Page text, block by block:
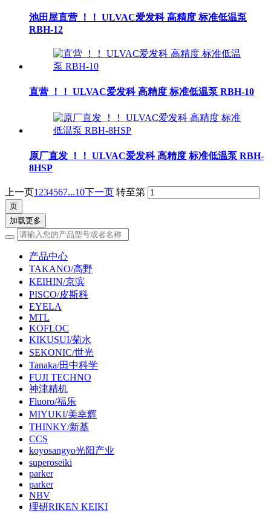
池田屋直营 ！！ ULVAC爱发科 高精度 标准低温泵
RBH-12
直营 ！！ ULVAC爱发科 高精度 标准低温泵 RBH-10
原厂直发 ！！ ULVAC爱发科 高精度 标准低温泵 RBH-
8HSP
上一页1 234567...10下一页 转至第
加载更多
产品中心
TAKANO/高野
KEIHIN/京滨
PISCO/皮斯科
EYELA
MTL
KOFLOC
KIKUSUI/菊水
SEKONIC/世光
Tanaka/田中科学
FUJI TECHNO
神津精机
Fluoro/福乐
MIYUKI/美幸辉
THINKY/新基
CCS
koyosangyo光阳产业
superoseiki
parker
parker
NBV
理研RIKEN KEIKI